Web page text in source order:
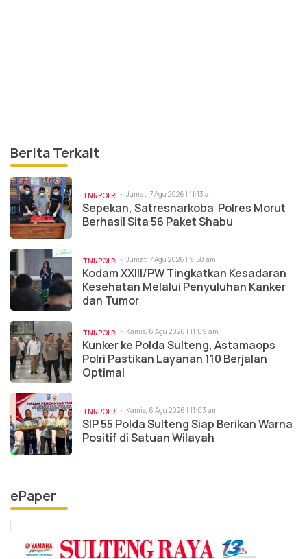
Berita Terkait
TNI/POLRI Jumat, 7 Agu 2026 | 11:13 am
Sepekan, Satresnarkoba Polres Morut
Berhasil Sita 56 Paket Shabu
TNI/POLRI Jumat, 7 Agu 2026 | 9:58 am
Kodam XXIII/PW Tingkatkan Kesadaran
Kesehatan Melalui Penyuluhan Kanker
dan Tumor
TNI/POLRI Kamis, 6 Agu 2026 | 11:09 am
Kunker ke Polda Sulteng, Astamaops
Polri Pastikan Layanan 110 Berjalan
Optimal
TNI/POLRI Kamis, 6 Agu 2026 | 11:03 am
SIP 55 Polda Sulteng Siap Berikan Warna
Positif di Satuan Wilayah
ePaper